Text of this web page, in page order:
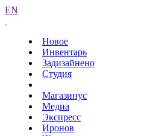
EN
Новое
Инвентарь
Задизайнено
Студия
Магазинус
Медиа
Экспресс
Иронов